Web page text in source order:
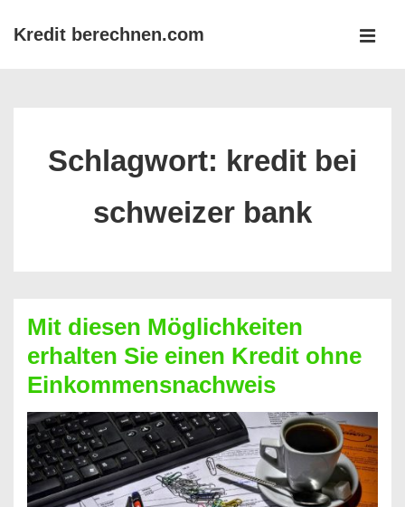
ZumKredit berechnen.com
Schlagwort: kredit bei
schweizer bank
Mit diesen Möglichkeiten
erhalten Sie einen Kredit ohne
Einkommensnachweis